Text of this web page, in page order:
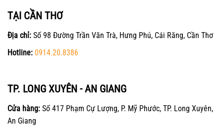
TẠI CẦN THƠ
Địa chỉ: Số 98 Đường Trần Văn Trà, Hưng Phú, Cái Răng, Cần Thơ
Hotline: 0914.20.8386
TP. LONG XUYÊN - AN GIANG
Cửa hàng: Số 417 Phạm Cự Lượng, P. Mỹ Phước, TP. Long Xuyên,
An Giang